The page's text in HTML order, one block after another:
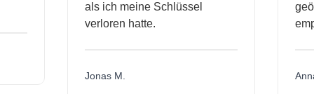
als ich meine Schlüssel
verloren hatte.
Jonas M.